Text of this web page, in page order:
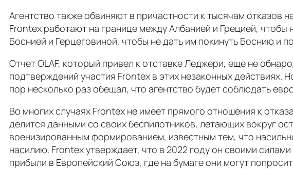
Агентство также обвиняют в причастности к тысячам
Frontex работают на границе между Албанией и Грецией,
Боснией и Герцеговиной, чтобы не дать им покинуть Боснию и
Отчет OLAF, который привел к отставке Леджери, еще не
подтверждений участия Frontex в этих незаконных действиях.
пор несколько раз обещал, что агентство будет соблюдать
Во многих случаях Frontex не имеет прямого отношения к
делится данными со своих беспилотников, летающих вокруг
военизированным формированием, известным тем, что
насилию. Frontex утверждает, что в 2022 году он своими
прибыли в Европейский Союз, где на бумаге они могут